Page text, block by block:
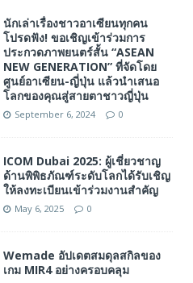
นักเล่าเรื่องชาวอาเซียนทุกคน
โปรดฟัง! ขอเชิญเข้าร่วมการ
ประกวดภาพยนตร์สั้น “ASEAN
NEW GENERATION” ที่จัดโดย
ศูนย์อาเซียน-ญี่ปุ่น แล้วนำเสนอ
โลกของคุณสู่สายตาชาวญี่ปุ่น
September 6, 2024 0
ICOM Dubai 2025: ผู้เชี่ยวชาญ
ด้านพิพิธภัณฑ์ระดับโลกได้รับเชิญ
ให้ลงทะเบียนเข้าร่วมงานสำคัญ
May 6, 2025 0
Wemade อัปเดตสมดุลสกิลของ
เกม MIR4 อย่างครอบคลุม